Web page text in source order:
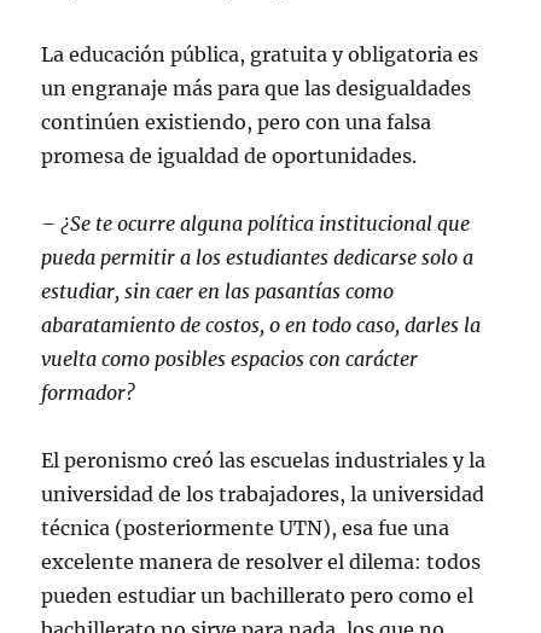
La educación pública, gratuita y obligatoria es
un engranaje más para que las desigualdades
continúen existiendo, pero con una falsa
promesa de igualdad de oportunidades.
– ¿Se te ocurre alguna política institucional que
pueda permitir a los estudiantes dedicarse solo a
estudiar, sin caer en las pasantías como
abaratamiento de costos, o en todo caso, darles la
vuelta como posibles espacios con carácter
formador?
El peronismo creó las escuelas industriales y la
universidad de los trabajadores, la universidad
técnica (posteriormente UTN), esa fue una
excelente manera de resolver el dilema: todos
pueden estudiar un bachillerato pero como el